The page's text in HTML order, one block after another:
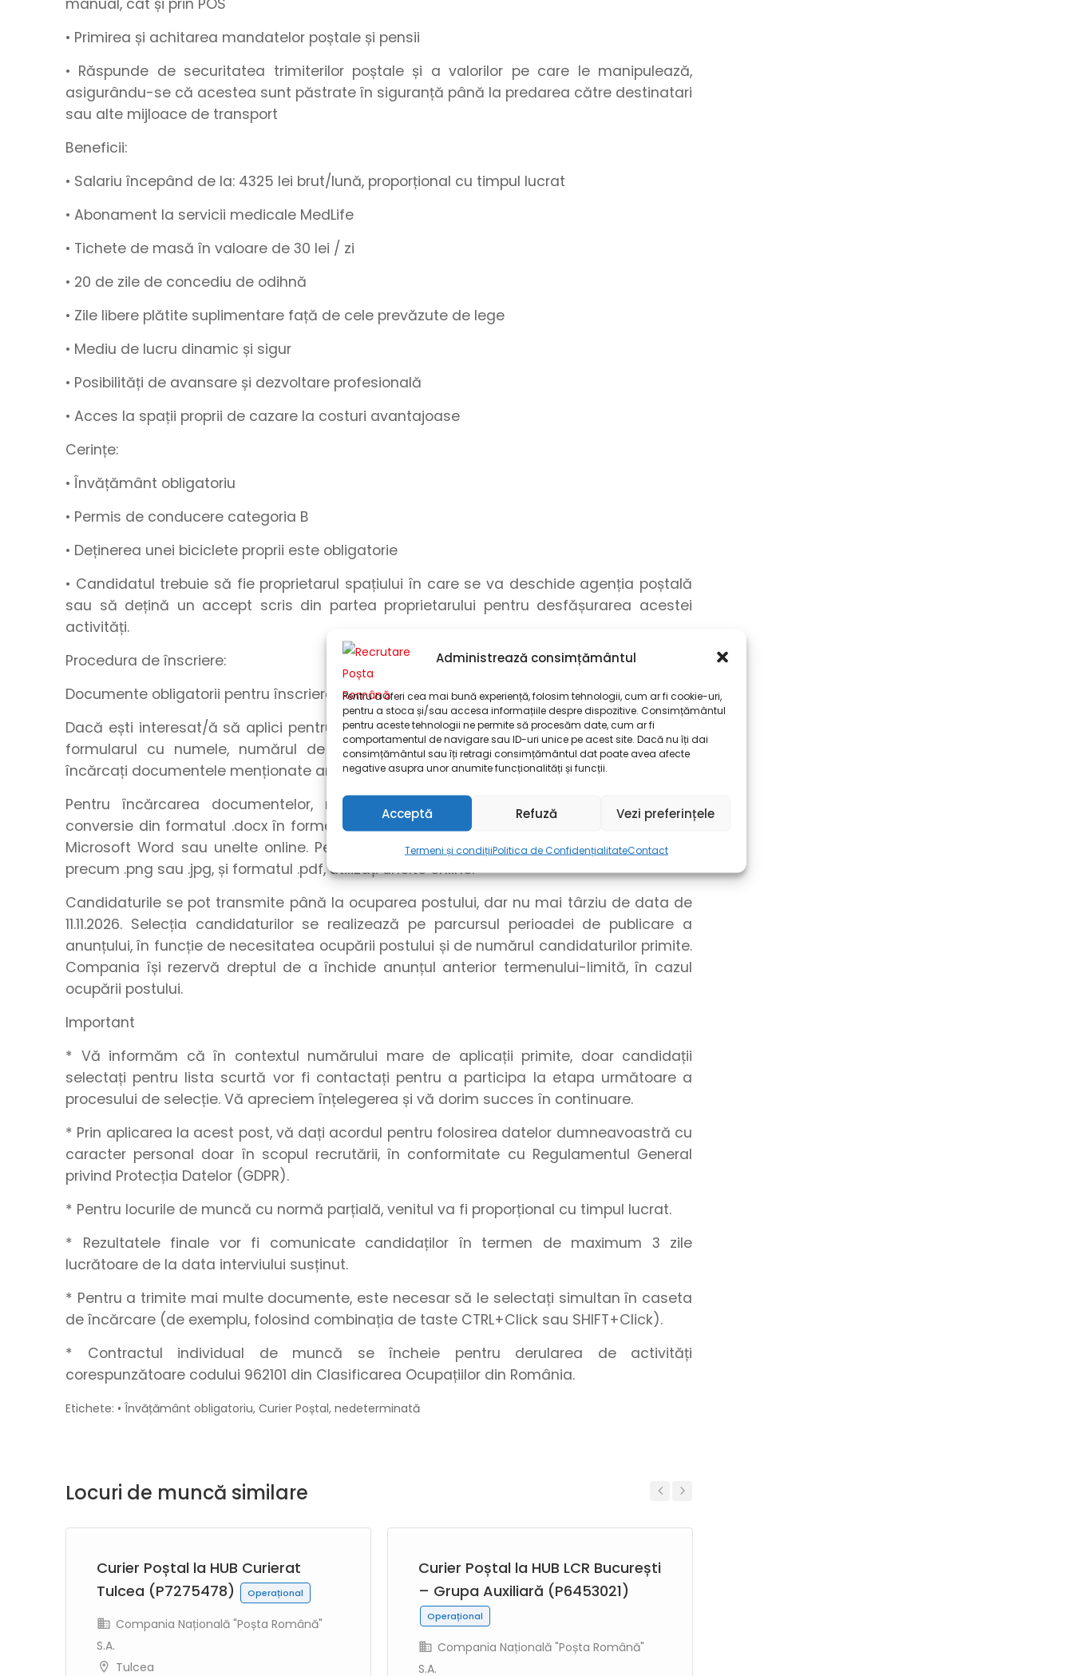
Administrează consimțământul
Pentru a oferi cea mai bună experiență, folosim tehnologii, cum ar fi cookie-uri,
pentru a stoca și/sau accesa informațiile despre dispozitive. Consimțământul
pentru aceste tehnologii ne permite să procesăm date, cum ar fi
comportamentul de navigare sau ID-uri unice pe acest site. Dacă nu îți dai
consimțământul sau îți retragi consimțământul dat poate avea afecte
negative asupra unor anumite funcționalități și funcții.
Acceptă Refuză Vezi preferințele
Termeni și condițiiPolitica de ConfidențialitateContact
manual, cât și prin POS
• Primirea și achitarea mandatelor poștale și pensii
• Răspunde de securitatea trimiterilor poștale și a valorilor pe care le manipulează,
asigurându-se că acestea sunt păstrate în siguranță până la predarea către destinatari
sau alte mijloace de transport
Beneficii:
• Salariu începând de la: 4325 lei brut/lună, proporțional cu timpul lucrat
• Abonament la servicii medicale MedLife
• Tichete de masă în valoare de 30 lei / zi
• 20 de zile de concediu de odihnă
• Zile libere plătite suplimentare față de cele prevăzute de lege
• Mediu de lucru dinamic și sigur
• Posibilități de avansare și dezvoltare profesională
• Acces la spații proprii de cazare la costuri avantajoase
Cerințe:
• Învățământ obligatoriu
• Permis de conducere categoria B
• Deținerea unei biciclete proprii este obligatorie
• Candidatul trebuie să fie proprietarul spațiului în care se va deschide agenția poștală
sau să dețină un accept scris din partea proprietarului pentru desfășurarea acestei
activități.
Procedura de înscriere:
Documente obligatorii pentru înscriere: Curriculum Vitae (în limba română)
Dacă ești interesat/ă să aplici pentru acest post, apăsați butonul”Aplică”șicompletați
formularul cu numele, numărul de telefonșiadresa dumneavoastră de e-mailși
încărcați documentele menționate anterior!
Pentru încărcarea documentelor, recomandăm formatul .pdf. Pentru a realiza o
conversie din formatul .docx în formatul .pdf, puteți utiliza funcționalitatea de export din
Microsoft Word sau unelte online. Pentru a realiza o conversie între formatele grafice,
precum .png sau .jpg, și formatul .pdf, utilizați unelte online.
Candidaturile se pot transmite până la ocuparea postului, dar nu mai târziu de data de
11.11.2026. Selecția candidaturilor se realizează pe parcursul perioadei de publicare a
anunțului, în funcție de necesitatea ocupării postului și de numărul candidaturilor primite.
Compania își rezervă dreptul de a închide anunțul anterior termenului-limită, în cazul
ocupării postului.
Important
* Vă informăm că în contextul numărului mare de aplicații primite, doar candidații
selectați pentru lista scurtă vor fi contactați pentru a participa la etapa următoare a
procesului de selecție. Vă apreciem înțelegerea și vă dorim succes în continuare.
* Prin aplicarea la acest post, vă dați acordul pentru folosirea datelor dumneavoastră cu
caracter personal doar în scopul recrutării, în conformitate cu Regulamentul General
privind Protecția Datelor (GDPR).
* Pentru locurile de muncă cu normă parțială, venitul va fi proporțional cu timpul lucrat.
* Rezultatele finale vor fi comunicate candidaților în termen de maximum 3 zile
lucrătoare de la data interviului susținut.
* Pentru a trimite mai multe documente, este necesar să le selectați simultan în caseta
de încărcare (de exemplu, folosind combinația de taste CTRL+Click sau SHIFT+Click).
* Contractul individual de muncă se încheie pentru derularea de activități
corespunzătoare codului 962101 din Clasificarea Ocupațiilor din România.
Etichete: • Învățământ obligatoriu, Curier Poștal, nedeterminată
Locuri de muncă similare
Curier Poștal la HUB Curierat
Tulcea (P7275478)
Operațional
Compania Națională "Poșta Română"
S.A.
Tulcea
Curier Poștal la HUB LCR București
– Grupa Auxiliară (P6453021)
Operațional
Compania Națională "Poșta Română"
S.A.